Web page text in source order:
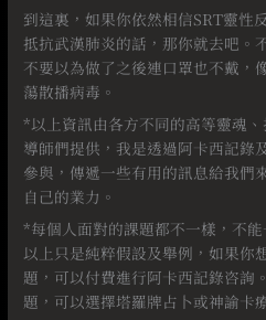
到這裏，如果你依然相信SRT靈性
抵抗武漢肺炎的話，那你就去吧。
不要以為做了之後連口罩也不戴，
蕩散播病毒。
*以上資訊由各方不同的高等靈魂
導師們提供，我是透過阿卡西記錄
參與，傳遞一些有用的訊息給我們
自己的業力。
*每個人面對的課題都不一樣，不
以上只是純粹假設及舉例，如果你
題，可以付費進行阿卡西記錄咨詢
題，可以選擇塔羅牌占卜或神諭卡